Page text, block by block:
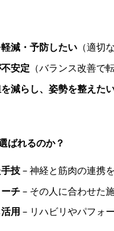
減・予防したい（適切
安定 （バランス改善で
減らし、姿勢を整えた
ばれるのか？
技– 神経と筋肉の連携
チ– その人に合わせた
用 – リハビリやパフォ